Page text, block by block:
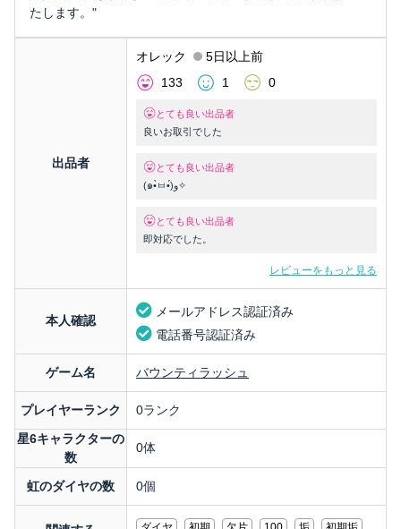
たします。"
出品者
オレック
5日以上前
133
1 0
とても良い出品者
良いお取引でした
とても良い出品者
(๑•̀ㅂ•́)و✧
とても良い出品者
即対応でした。
レビューをもっと見る
本人確認
メールアドレス認証済み
電話番号認証済み
ゲーム名 バウンティラッシュ
プレイヤーランク
0ランク
星6キャラクターの
数
0体
虹のダイヤの数 0個